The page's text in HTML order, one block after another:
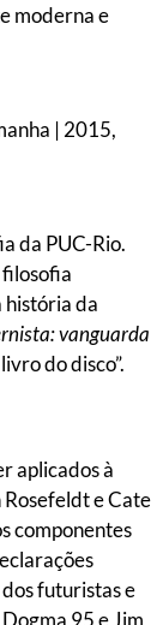
moderna e
| 2015,
da PUC-Rio.
filosofia
história da
vanguarda
do disco”.
aplicados à
Rosefeldt e Cate
componentes
futuristas e
95 e Jim